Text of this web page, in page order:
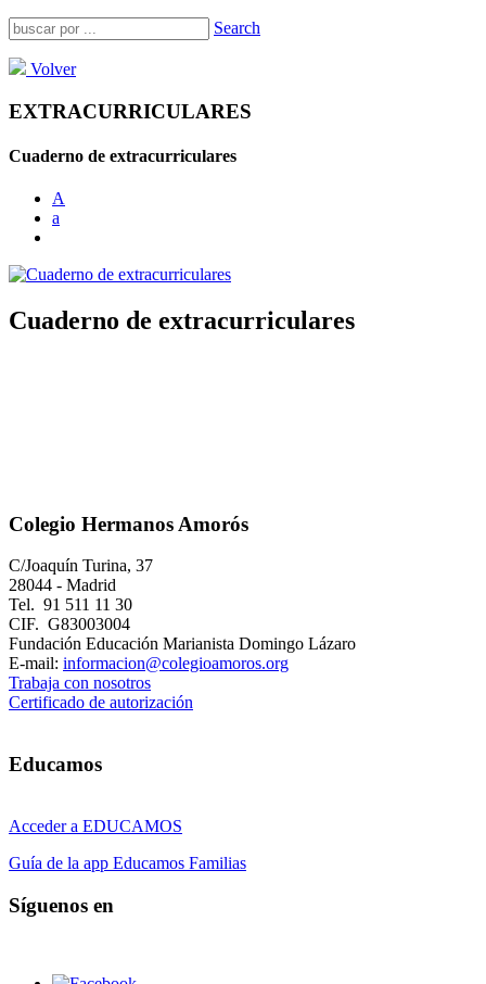
Search
Volver
EXTRACURRICULARES
Cuaderno de extracurriculares
A
a
Cuaderno de extracurriculares
Colegio Hermanos Amorós
C/Joaquín Turina, 37
28044 - Madrid
Tel. 91 511 11 30
CIF. G83003004
Fundación Educación Marianista Domingo Lázaro
E-mail: informacion@colegioamoros.org
Trabaja con nosotros
Certificado de autorización
Educamos
Acceder a EDUCAMOS
Guía de la app Educamos Familias
Síguenos en